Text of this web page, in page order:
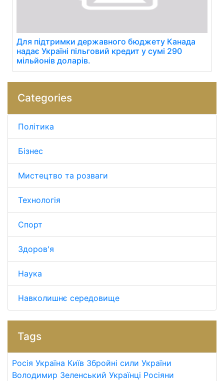
Для підтримки державного бюджету Канада
надає Україні пільговий кредит у сумі 290
мільйонів доларів.
Categories
Політика
Бізнес
Мистецтво та розваги
Технологія
Спорт
Здоров'я
Наука
Навколишнє середовище
Tags
Росія Україна Київ Збройні сили України
Володимир Зеленський Українці Росіяни